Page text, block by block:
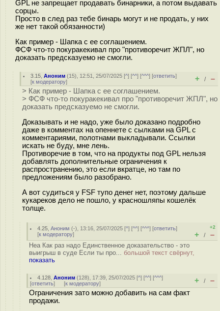
GPL не запрещает продавать бинарники, а потом выдавать
сорцы.
Просто в след раз тебе бинарь могут и не продать, у них
же нет такой обязанности)
Как пример - Шапка с ее соглашением.
ФСФ что-то покуракекивал про "противоречит ЖПЛ", но
доказать предсказуемо не смогли.
3.15 ,Аноним (15), 12:51, 25/07/2025 [^] [^^] [^^^] [ответить]
[к модератору] + / –
> Как пример - Шапка с ее соглашением.
> ФСФ что-то покуракекивал про "противоречит ЖПЛ", но
доказать предсказуемо не смогли.
Доказывать и не надо, уже было доказано подробно
даже в комментах на опеннете с сылками на GPL с
комментариями, полотнами выкладывали. Ссылки
искать не буду, мне лень.
Противоречие в том, что на продукты под GPL нельзя
добавлять дополнительные ограничения к
распространению, это если вкратце, но там по
предложениям было разобрано.
А вот судиться у FSF тупо денег нет, поэтому дальше
кукареков дело не пошло, у красношляпы кошелёк
толще.
4.25 ,Аноним (-), 13:16, 25/07/2025 [^] [^^] [^^^] [ответить]
[к модератору]
+2
+ / –
Неа Как раз надо Единственное доказательство - это
выигрыш в суде Если ты про... большой текст свёрнут,
показать
4.128 ,Аноним (128), 17:39, 25/07/2025 [^] [^^] [^^^]
[ответить] [к модератору] + / –
Ограничения зато можно добавить на сам факт
продажи.